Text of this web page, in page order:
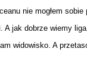
nie mogłem
jak dobrze wiemy
widowisko. A